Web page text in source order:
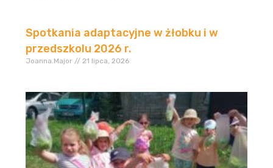
Spotkania adaptacyjne w żłobku i w
przedszkolu 2026 r.
Joanna.Major 21 lipca, 2026